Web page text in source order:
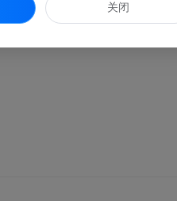
等六项污染物指标均达到《
关闭